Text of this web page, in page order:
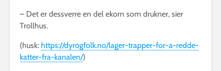
– Det er dessverre en del ekorn som drukner, sier
Trollhus.
(husk: https://dyrogfolk.no/lager-trapper-for-a-redde-
katter-fra-kanalen/)